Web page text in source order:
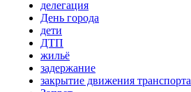
делегация
День города
дети
ДТП
жильё
задержание
закрытие движения транспорта